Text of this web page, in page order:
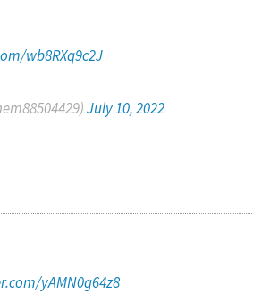
wb8RXq9c2J
July 10, 2022
yAMN0g64z8